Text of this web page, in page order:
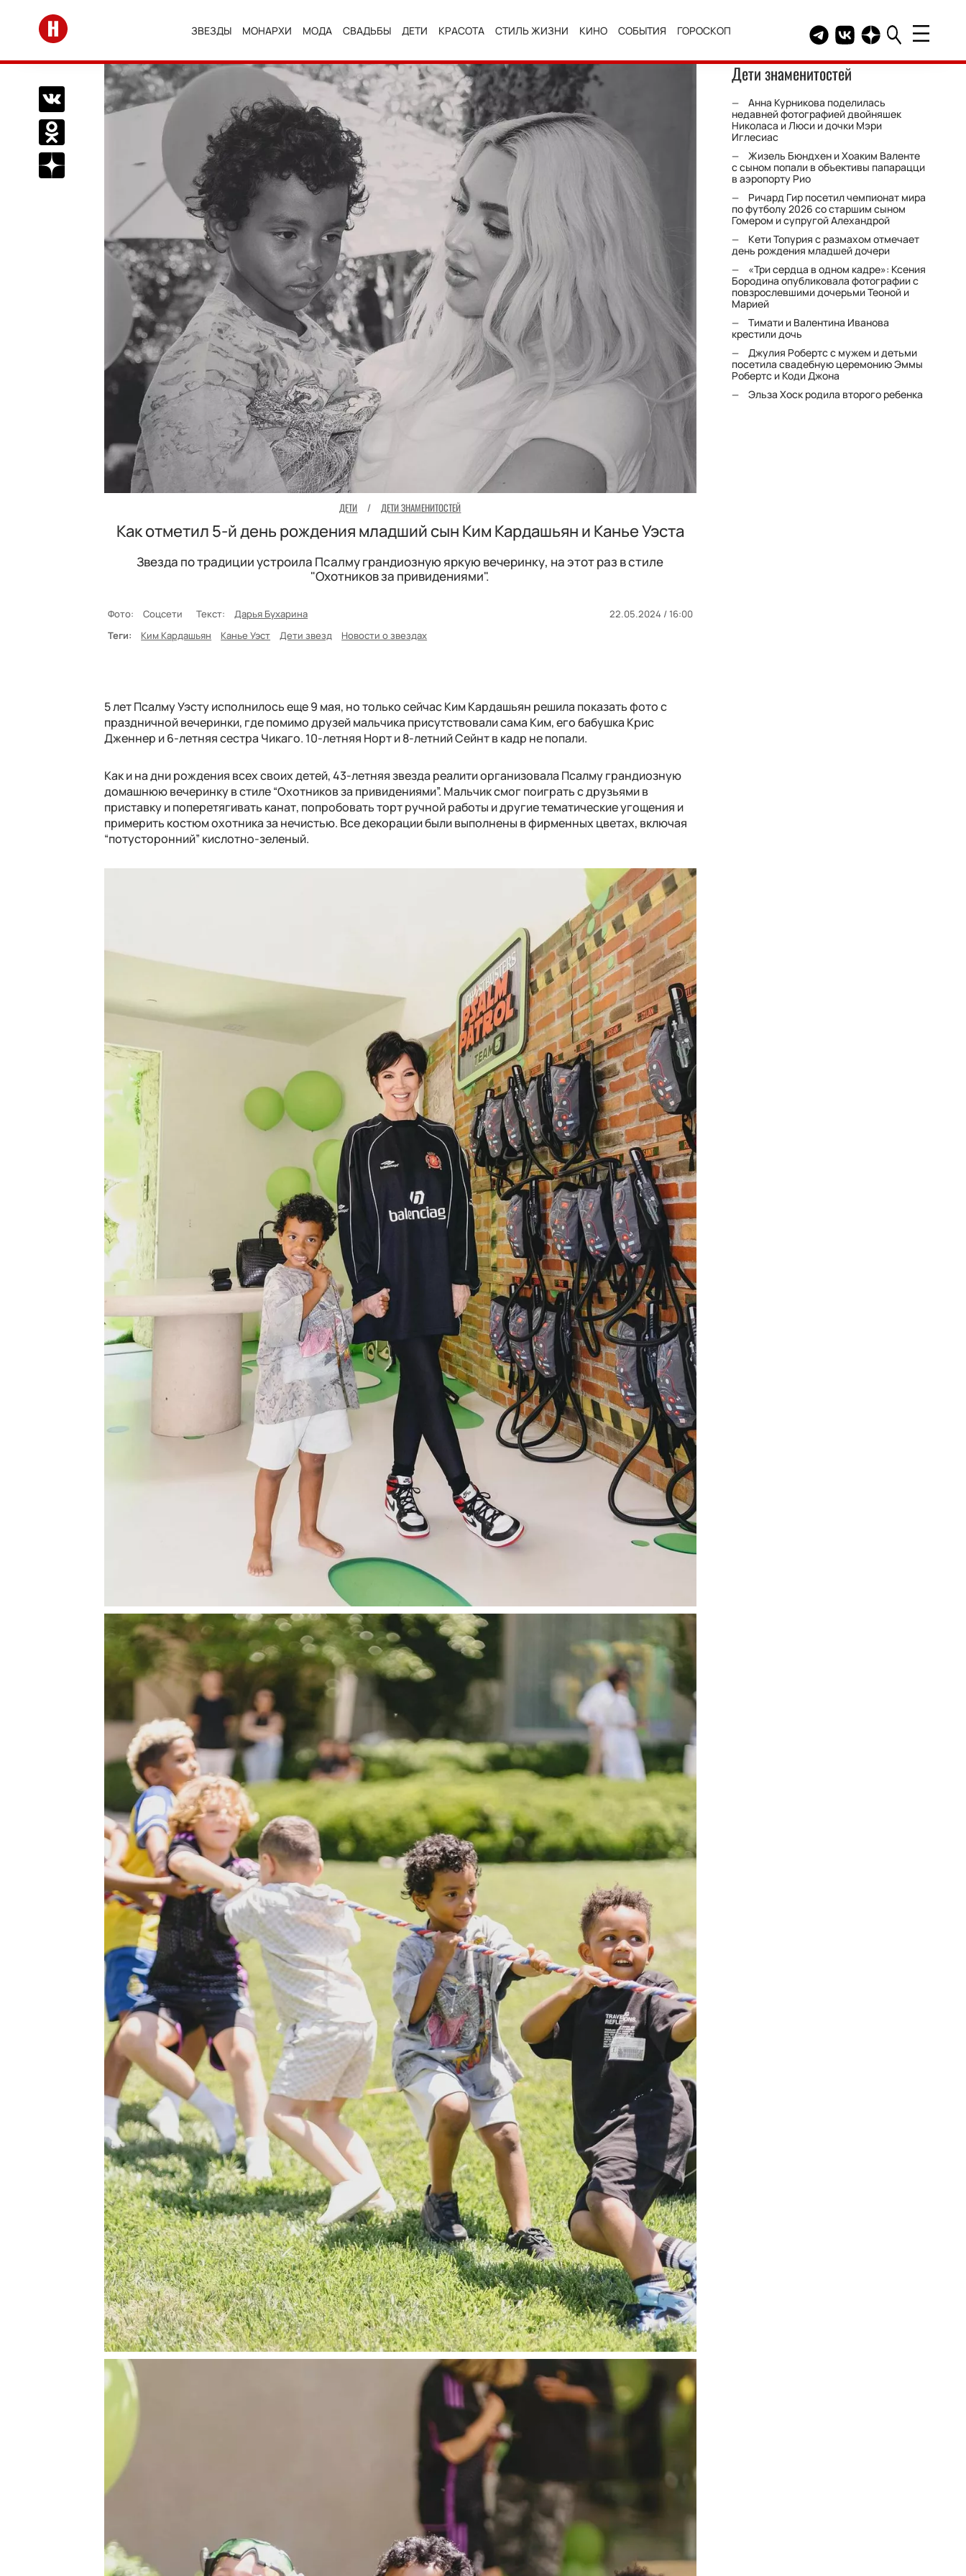
Перейти на главную
ЗВЕЗДЫ МОНАРХИ МОДА СВАДЬБЫ ДЕТИ КРАСОТА СТИЛЬ ЖИЗНИ КИНО СОБЫТИЯ ГОРОСКОП Telegram канал HELLO
Группа HELLO
Канал HELLO в
Поделиться Вконтакте
Поделиться в Одноклассниках
Подписаться на нас в Дзен
ДЕТИ / ДЕТИ ЗНАМЕНИТОСТЕЙ
Как отметил 5-й день рождения младший сын Ким Кардашьян и Канье Уэста
Звезда по традиции устроила Псалму грандиозную яркую вечеринку, на этот раз в стиле
"Охотников за привидениями".
Фото: Соцсети Текст: Дарья Бухарина
22.05.2024 / 16:00
Теги:
Ким Кардашьян Канье Уэст Дети звезд Новости о звездах
5 лет Псалму Уэсту исполнилось еще 9 мая, но только сейчас Ким Кардашьян решила показать фото с
праздничной вечеринки, где помимо друзей мальчика присутствовали сама Ким, его бабушка Крис
Дженнер и 6-летняя сестра Чикаго. 10-летняя Норт и 8-летний Сейнт в кадр не попали.
Как и на дни рождения всех своих детей, 43-летняя звезда реалити организовала Псалму грандиозную
домашнюю вечеринку в стиле “Охотников за привидениями”. Мальчик смог поиграть с друзьями в
приставку и поперетягивать канат, попробовать торт ручной работы и другие тематические угощения и
примерить костюм охотника за нечистью. Все декорации были выполнены в фирменных цветах, включая
“потусторонний” кислотно-зеленый.
Дети знаменитостей
Анна Курникова поделилась
недавней фотографией двойняшек
Николаса и Люси и дочки Мэри
Иглесиас
Жизель Бюндхен и Хоаким Валенте
с сыном попали в объективы папарацци
в аэропорту Рио
Ричард Гир посетил чемпионат мира
по футболу 2026 со старшим сыном
Гомером и супругой Алехандрой
Кети Топурия с размахом отмечает
день рождения младшей дочери
«Три сердца в одном кадре»: Ксения
Бородина опубликовала фотографии с
повзрослевшими дочерьми Теоной и
Марией
Тимати и Валентина Иванова
крестили дочь
Джулия Робертс с мужем и детьми
посетила свадебную церемонию Эммы
Робертс и Коди Джона
Эльза Хоск родила второго ребенка